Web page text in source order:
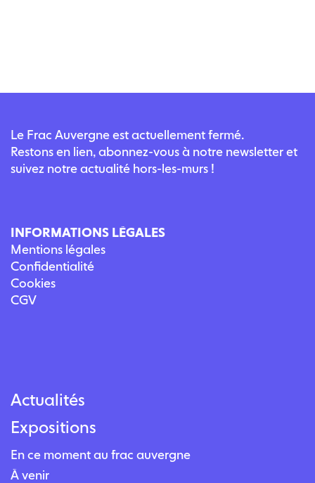
Le Frac Auvergne est actuellement fermé.
Restons en lien, abonnez-vous à notre newsletter et
suivez notre actualité hors-les-murs !
INFORMATIONS LÉGALES
Mentions légales
Confidentialité
Cookies
CGV
Actualités
Expositions
En ce moment au frac auvergne
À venir